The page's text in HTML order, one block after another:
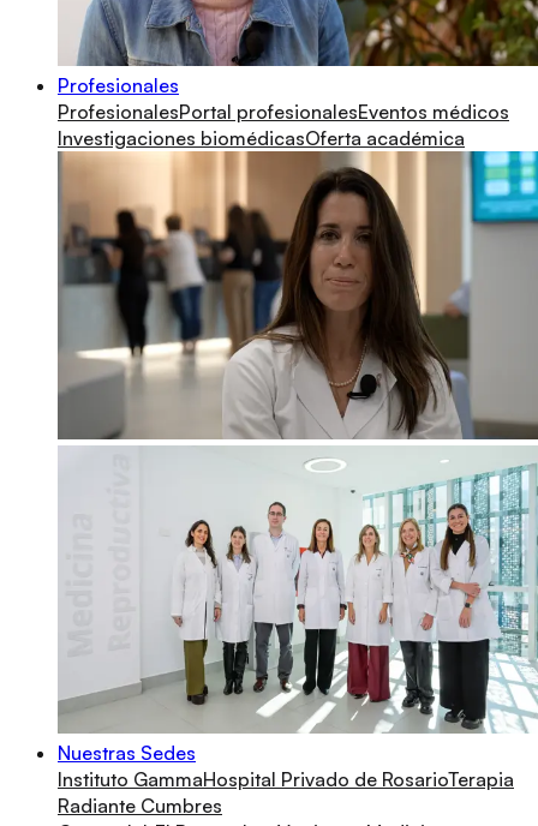
Profesionales
ProfesionalesPortal profesionalesEventos médicos
Investigaciones biomédicasOferta académica
Nuestras Sedes
Instituto GammaHospital Privado de RosarioTerapia
Radiante Cumbres